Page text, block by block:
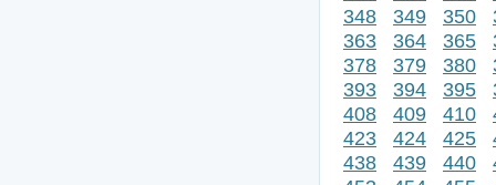
348
349 350
363
364 365
378
379 380
393
394 395
408
409 410
423
424 425
438
439 440